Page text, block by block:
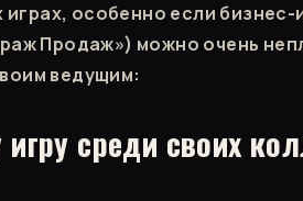
особенно если бизнес-
Продаж») можно очень
ведущим:
среди своих